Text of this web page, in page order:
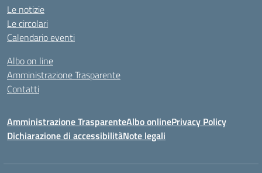
Le notizie
Le circolari
Calendario eventi
Albo on line
Amministrazione Trasparente
Contatti
Amministrazione TrasparenteAlbo onlinePrivacy Policy
Dichiarazione di accessibilitàNote legali